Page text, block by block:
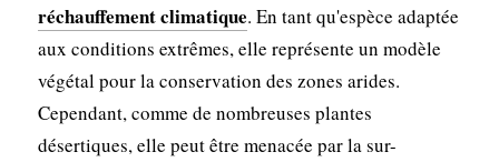
réchauffement climatique. En tant qu'espèce adaptée
aux conditions extrêmes, elle représente un modèle
végétal pour la conservation des zones arides.
Cependant, comme de nombreuses plantes
désertiques, elle peut être menacée par la sur-